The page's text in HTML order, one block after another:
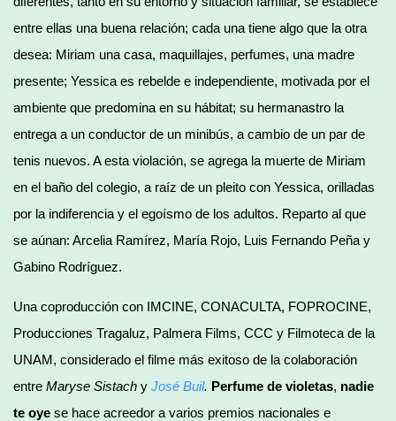
entre ellas una buena relación; cada una tiene algo que la otra
desea: Miriam una casa, maquillajes, perfumes, una madre
presente; Yessica es rebelde e independiente, motivada por el
ambiente que predomina en su hábitat; su hermanastro la
entrega a un conductor de un minibús, a cambio de un par de
tenis nuevos. A esta violación, se agrega la muerte de Miriam
en el baño del colegio, a raíz de un pleito con Yessica, orilladas
por la indiferencia y el egoísmo de los adultos. Reparto al que
se aúnan: Arcelia Ramírez, María Rojo, Luis Fernando Peña y
Gabino Rodríguez.
Una coproducción con IMCINE, CONACULTA, FOPROCINE,
Producciones Tragaluz, Palmera Films, CCC y Filmoteca de la
UNAM, considerado el filme más exitoso de la colaboración
entre Maryse Sistach y José Buil. Perfume de violetas, nadie
te oye se hace acreedor a varios premios nacionales e